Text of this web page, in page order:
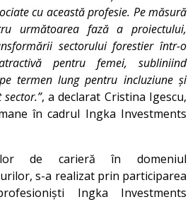
cu această profesie. Pe măsură
următoarea fază a proiectului,
sectorului forestier într-o
pentru femei, subliniind
termen lung pentru incluziune și
, a declarat Cristina Igescu,
în cadrul Ingka Investments
de carieră în domeniul
s-a realizat prin participarea
Ingka Investments